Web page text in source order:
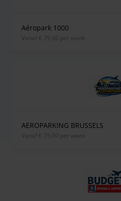
Aéropark 1000
vanaf € 79,00 per week
AEROPARKING BRUSSELS
vanaf € 75,00 per week